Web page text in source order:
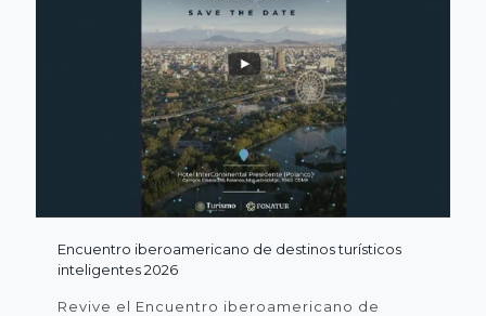
Encuentro iberoamericano de destinos turísticos
inteligentes 2026
Revive el Encuentro iberoamericano de